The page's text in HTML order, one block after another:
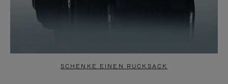
SCHENKE EINEN RUCKSACK